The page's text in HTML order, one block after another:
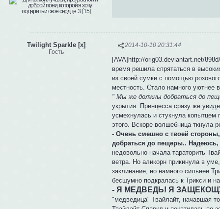
2014-10-10 20:31:44
Twilight Sparkle [x]
Гость
[AVA]http://orig03.deviantart.net/
время решила спрятаться в
из своей сумки с помощью
местность. Стало намного уютнее
" Мы же должны добраться до
укрытия. Принцесса сразу же
усмехнулась и стукнула
этого. Вскоре волшебница ткнула
- Очень смешно с твоей
добраться до пещеры..
недовольно начала тараторить
ветра. Но аликорн прикинула в
заклинание, но намного сильнее
бесшумно подкралась к Трикси и
- Я МЕДВЕДЬ! Я
"медведица" Твайлайт, начавшая